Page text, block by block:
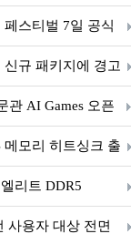
스티벌 7일 공식
신규 패키지에 경고
관 AI Games 오픈
메모리 히트싱크 출
리트 DDR5
사용자 대상 전면